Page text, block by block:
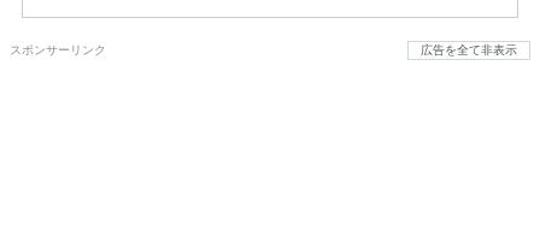
スポンサーリンク 広告を全て非表示